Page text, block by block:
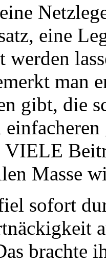
eine
werden
man
gibt, die
Masse
sofort
brachte